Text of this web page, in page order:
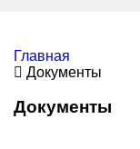
Главная
Документы
Документы